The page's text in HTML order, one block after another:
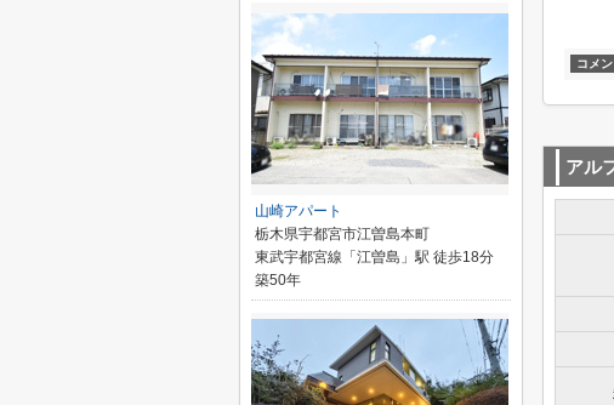
コメン
アル
山崎アパート
栃木県宇都宮市江曽島本町
東武宇都宮線「江曽島」駅 徒歩18分
築50年